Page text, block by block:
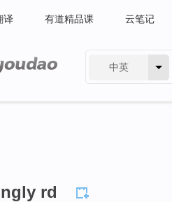
译 有道精品课 云笔记
中英
rd